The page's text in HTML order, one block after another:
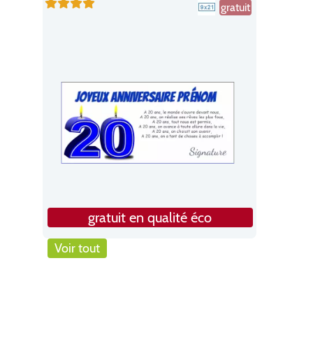
gratuit
gratuit en qualité éco
Voir tout